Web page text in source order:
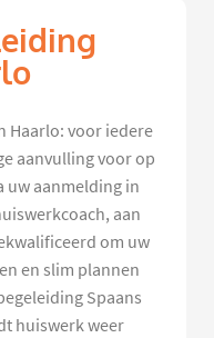
Haarlo: voor iedere
aanvulling voor op
uw aanmelding in
aan
om uw
en slim plannen
Spaans
huiswerk weer